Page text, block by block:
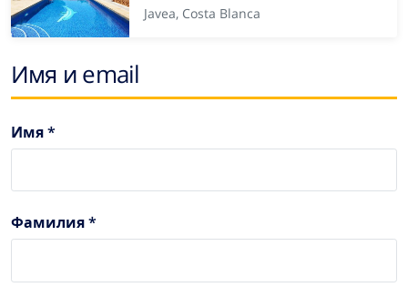
Javea, Costa Blanca
Имя и email
Имя *
Фамилия *